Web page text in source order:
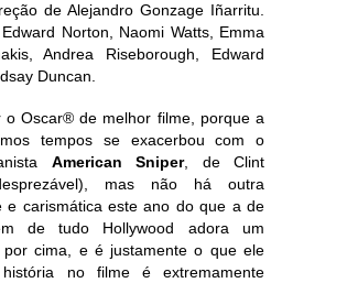
de Alejandro Gonzage Iñarritu.
Norton, Naomi Watts, Emma
Andrea Riseborough, Edward
Duncan.
o Oscar® de melhor filme, porque a
tempos se exacerbou com o
American Sniper, de Clint
mas não há outra
e carismática este ano do que a de
de tudo Hollywood adora um
cima, e é justamente o que ele
no filme é extremamente